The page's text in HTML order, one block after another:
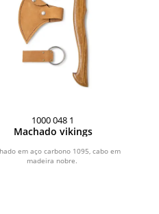
1000 048 1
Machado vikings
em aço carbono 1095, cabo em
madeira nobre.